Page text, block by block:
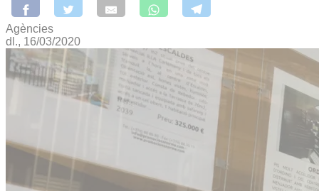
Agències
dl., 16/03/2020